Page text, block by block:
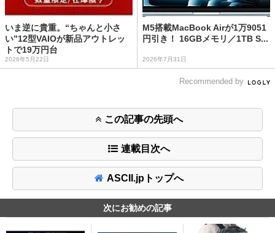
いま逆に貴重。“ちゃんと小さ
い”12型VAIOが新品アウトレッ
トで19万円台
2026年5月22日
M5搭載MacBook Airが1万9051
円引き！ 16GBメモリ／1TB S...
2026年7月31日
Recommended by
この記事の先頭へ
連載目次へ
ASCII.jpトップへ
次にお勧めの記事